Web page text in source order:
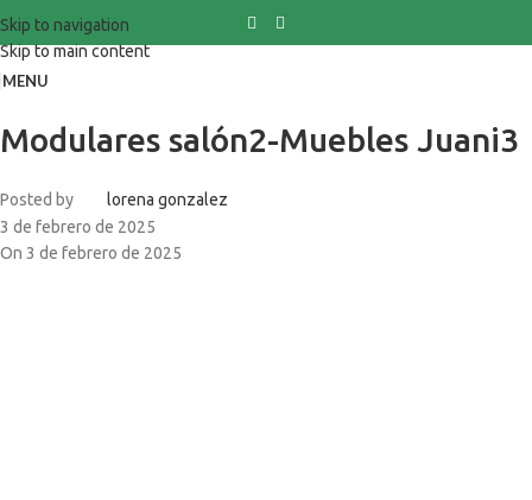
Skip to navigation
Skip to main content
MENU
Modulares salón2-Muebles Juani3
Posted by
lorena gonzalez
3 de febrero de 2025
On 3 de febrero de 2025